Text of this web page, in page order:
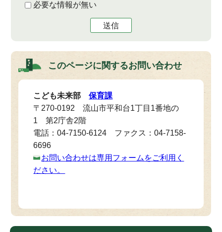
必要な情報が無い
送信
このページに関するお問い合わせ
こども未来部保育課
〒270-0192 流山市平和台1丁目1番地の
1 第2庁舎2階
電話：04-7150-6124 ファクス：04-7158-
6696
お問い合わせは専用フォームをご利用く
ださい。